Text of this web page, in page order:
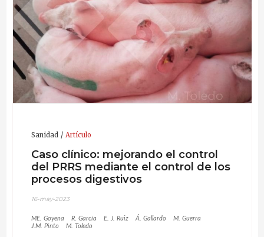
Sanidad Artículo
Caso clínico: mejorando el control
del PRRS mediante el control de los
procesos digestivos
16-may-2023
ME. Goyena R. García E. J. Ruiz Á. Gallardo
M. Guerra
J.M. Pinto
M. Toledo